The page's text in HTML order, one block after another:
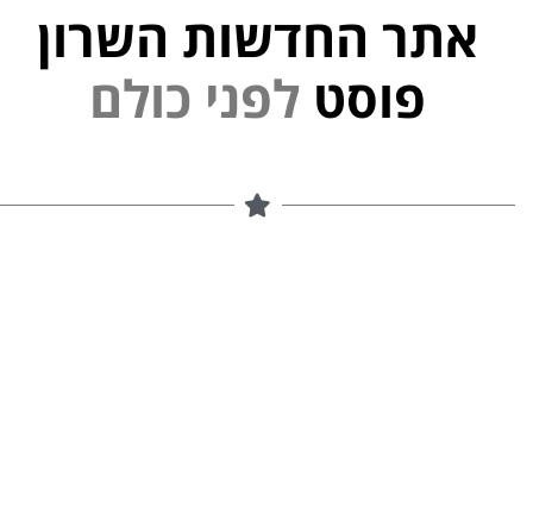
אתר החדשות השרון
פוסט